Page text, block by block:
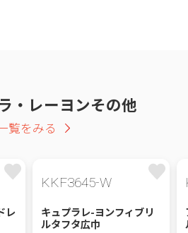
・レーヨンその他
覧をみる
レ
KKF3645-W
キュプラレ-ヨンフィブリ
ルタフタ広巾